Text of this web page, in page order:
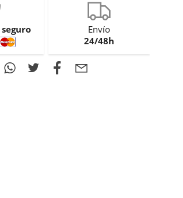
seguro
Envío
24/48h